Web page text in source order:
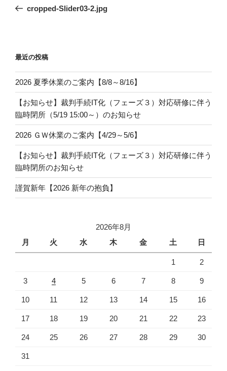
ナ
ー
シ
ョ
ン
去
cropped-Slider03-2.jpg
最近の投稿
2026 夏季休業のご案内【8/8～8/16】
【お知らせ】裁判手続IT化（フェーズ３）対応研修に伴う
臨時閉所（5/19 15:00～）のお知らせ
2026 ＧＷ休業のご案内【4/29～5/6】
【お知らせ】裁判手続IT化（フェーズ３）対応研修に伴う
臨時閉所のお知らせ
謹賀新年【2026 新年の抱負】
2026年8月
月
火 水 木 金 土 日
1 2
3 4 5 6 7 8 9
10 11 12 13 14 15 16
17 18 19 20 21 22 23
24 25 26 27 28 29 30
31